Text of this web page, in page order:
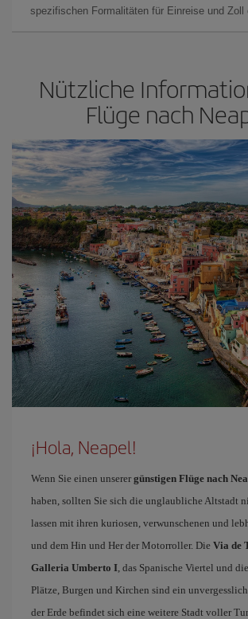
spezifischen Formalitäten für Einreise und Zoll
Nützliche
Flüge nach
¡Hola, Neapel!
Wenn Sie einen unserer günstigen Flüge nach
haben, sollten Sie sich die unglaubliche Altstadt
lassen mit ihren kuriosen, verwunschenen und
und dem Hin und Her der Motorroller. Die Via de
Galleria Umberto I, das Spanische Viertel und
Plätze, Burgen und Kirchen sind ein
der Erde befindet sich eine weitere Stadt voller